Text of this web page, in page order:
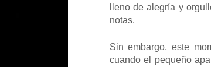
lleno de alegría y
notas.
Sin embargo, este
cuando el pequeño